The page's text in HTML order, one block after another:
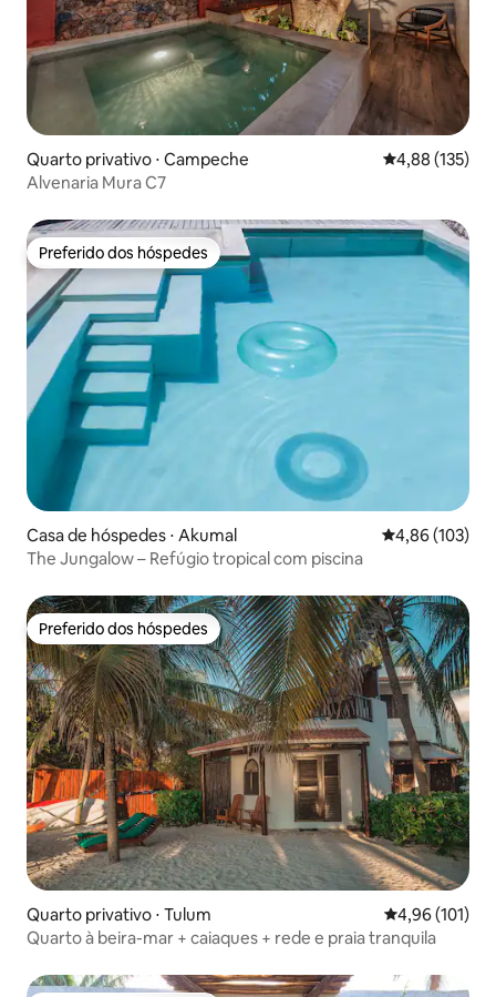
Quarto privativo ⋅ Campeche 4,88 de uma
4,88 (135)
Alvenaria Mura C7
Preferido dos hóspedes
Preferido dos hóspedes
Casa de hóspedes ⋅ Akumal 4,86 de uma
4,86 (103)
The Jungalow – Refúgio tropical com piscina
Preferido dos hóspedes
Preferido dos hóspedes
Quarto privativo ⋅ Tulum 4,96 de uma
4,96 (101)
Quarto à beira-mar + caiaques + rede e praia tranquila